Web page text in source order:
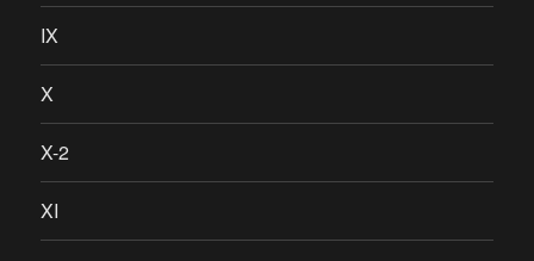
IX
X
X-2
XI